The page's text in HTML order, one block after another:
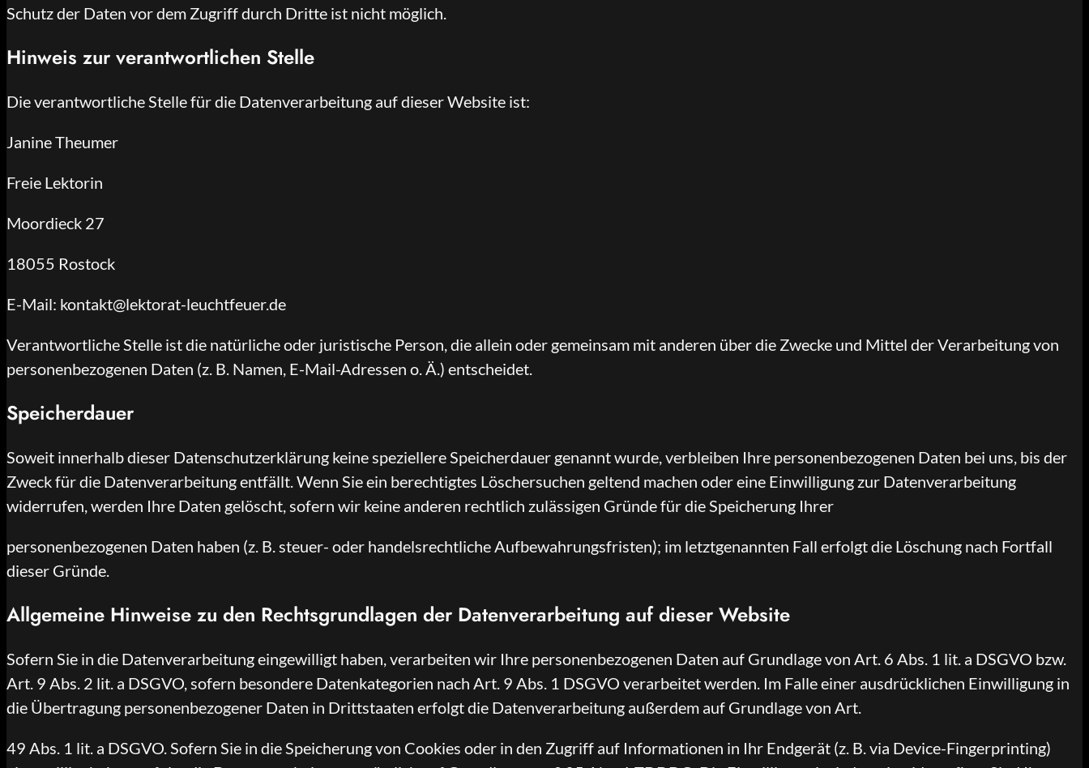
Schutz der Daten vor dem Zugriff durch Dritte ist nicht möglich.
Hinweis zur verantwortlichen Stelle
Die verantwortliche Stelle für die Datenverarbeitung auf dieser Website ist:
Janine Theumer
Freie Lektorin
Moordieck 27
18055 Rostock
E-Mail: kontakt@lektorat-leuchtfeuer.de
Verantwortliche Stelle ist die natürliche oder juristische Person, die allein oder gemeinsam mit anderen über die Zwecke und Mittel der Verarbeitung von
personenbezogenen Daten (z. B. Namen, E-Mail-Adressen o. Ä.) entscheidet.
Speicherdauer
Soweit innerhalb dieser Datenschutzerklärung keine speziellere Speicherdauer genannt wurde, verbleiben Ihre personenbezogenen Daten bei uns, bis der
Zweck für die Datenverarbeitung entfällt. Wenn Sie ein berechtigtes Löschersuchen geltend machen oder eine Einwilligung zur Datenverarbeitung
widerrufen, werden Ihre Daten gelöscht, sofern wir keine anderen rechtlich zulässigen Gründe für die Speicherung Ihrer
personenbezogenen Daten haben (z. B. steuer- oder handelsrechtliche Aufbewahrungsfristen); im letztgenannten Fall erfolgt die Löschung nach Fortfall
dieser Gründe.
Allgemeine Hinweise zu den Rechtsgrundlagen der Datenverarbeitung auf dieser Website
Sofern Sie in die Datenverarbeitung eingewilligt haben, verarbeiten wir Ihre personenbezogenen Daten auf Grundlage von Art. 6 Abs. 1 lit. a DSGVO bzw.
Art. 9 Abs. 2 lit. a DSGVO, sofern besondere Datenkategorien nach Art. 9 Abs. 1 DSGVO verarbeitet werden. Im Falle einer ausdrücklichen Einwilligung in
die Übertragung personenbezogener Daten in Drittstaaten erfolgt die Datenverarbeitung außerdem auf Grundlage von Art.
49 Abs. 1 lit. a DSGVO. Sofern Sie in die Speicherung von Cookies oder in den Zugriff auf Informationen in Ihr Endgerät (z. B. via Device-Fingerprinting)